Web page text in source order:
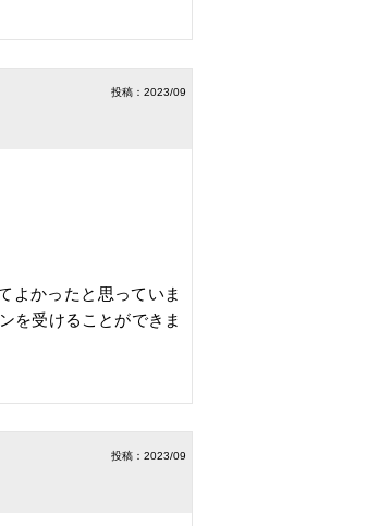
投稿：2023/09
よかったと思っていま
を受けることができま
投稿：2023/09